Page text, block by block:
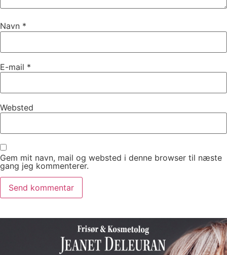
Navn *
E-mail *
Websted
Gem mit navn, mail og websted i denne browser til næste
gang jeg kommenterer.